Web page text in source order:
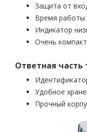
Защита от
Время работы
Индикатор
Очень
Ответная часть
Удобное
Прочный